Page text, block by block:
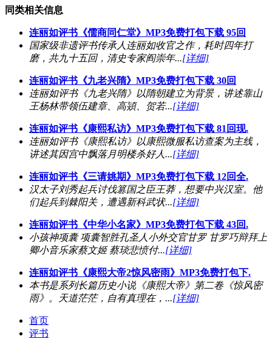
同类相关信息
连丽如评书《儒商同仁堂》MP3免费打包下载 95回
国家级非遗评书传承人连丽如收官之作，耗时四年打
磨，共九十五回，清史专家阎崇年...[详细]
连丽如评书《九老兴隋》MP3免费打包下载 30回
连丽如评书《九老兴隋》以隋朝建立为背景，讲述靠山
王杨林带领伍建章、高熲、贺若...[详细]
连丽如评书《康熙私访》MP3免费打包下载 81回现.
连丽如评书《康熙私访》以康熙微服私访查案为主线，
讲述其因宫中飘落月明楼杀好人...[详细]
连丽如评书《三请姚期》MP3免费打包下载 12回全.
汉太子刘秀起兵讨伐篡国之臣王莽，想要中兴汉室。他
们起兵到棘阳关，遭遇新科武状...[详细]
连丽如评书《中华小名家》MP3免费打包下载 43回.
小孩神项囊 项囊智胜孔圣人小外交官甘罗 甘罗巧辩拜上
卿小音乐家蔡文姬 蔡琰悲愤付...[详细]
连丽如评书《康熙大帝2惊风密雨》MP3免费打包下.
本书是系列长篇历史小说《康熙大帝》第二卷《惊风密
雨》。天道茫茫，自有真理在，...[详细]
首页
评书